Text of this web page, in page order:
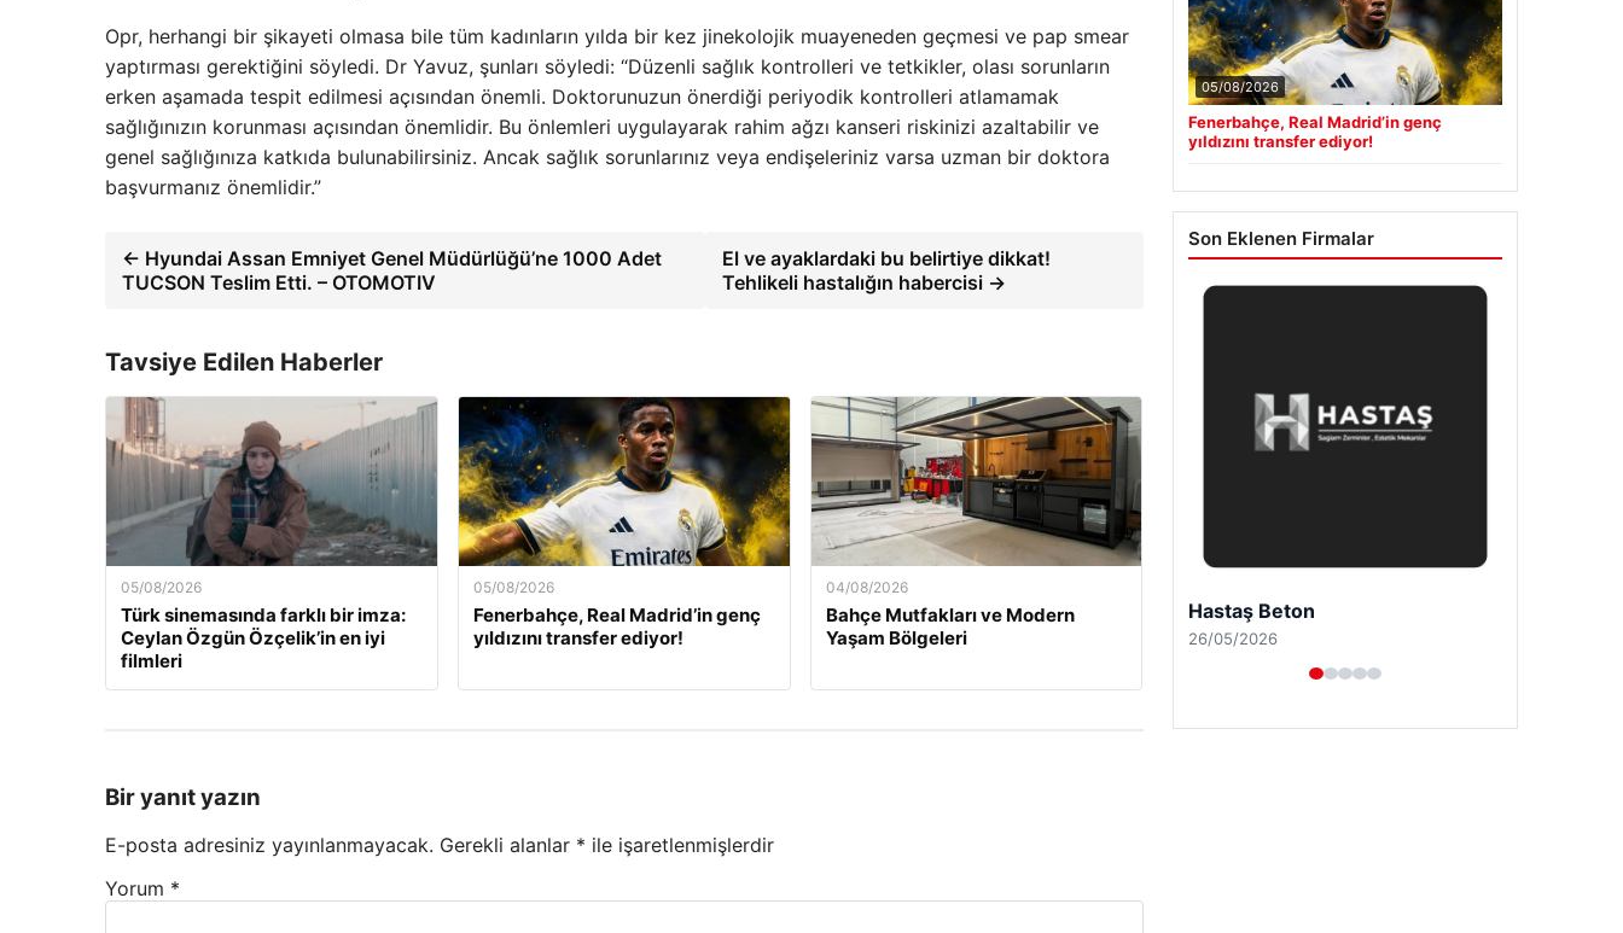
Opr, herhangi bir şikayeti olmasa bile tüm kadınların yılda bir kez jinekolojik muayeneden geçmesi ve pap smear
yaptırması gerektiğini söyledi. Dr Yavuz, şunları söyledi: “Düzenli sağlık kontrolleri ve tetkikler, olası sorunların
erken aşamada tespit edilmesi açısından önemli. Doktorunuzun önerdiği periyodik kontrolleri atlamamak
sağlığınızın korunması açısından önemlidir. Bu önlemleri uygulayarak rahim ağzı kanseri riskinizi azaltabilir ve
genel sağlığınıza katkıda bulunabilirsiniz. Ancak sağlık sorunlarınız veya endişeleriniz varsa uzman bir doktora
başvurmanız önemlidir.”
← Hyundai Assan Emniyet Genel Müdürlüğü’ne 1000 Adet
TUCSON Teslim Etti. – OTOMOTIV
El ve ayaklardaki bu belirtiye dikkat!
Tehlikeli hastalığın habercisi →
Tavsiye Edilen Haberler
05/08/2026
Türk sinemasında farklı bir imza:
Ceylan Özgün Özçelik’in en iyi
filmleri
05/08/2026
Fenerbahçe, Real Madrid’in genç
yıldızını transfer ediyor!
04/08/2026
Bahçe Mutfakları ve Modern
Yaşam Bölgeleri
Bir yanıt yazın
E-posta adresiniz yayınlanmayacak. Gerekli alanlar * ile işaretlenmişlerdir
Yorum *
05/08/2026
Fenerbahçe, Real Madrid’in genç
yıldızını transfer ediyor!
Son Eklenen Firmalar
Prenses Night Club
29/04/2026